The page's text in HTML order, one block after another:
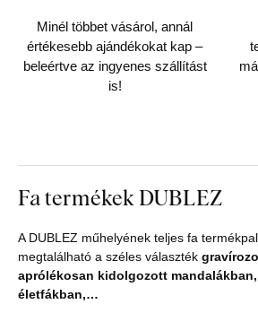
Minél többet vásárol, annál
értékesebb ajándékokat kap –
beleértve az ingyenes szállítást
is!
Fa termékek DUBLEZ
A DUBLEZ műhelyének teljes fa
megtalálható a széles választék
aprólékosan kidolgozott
életfákban,…